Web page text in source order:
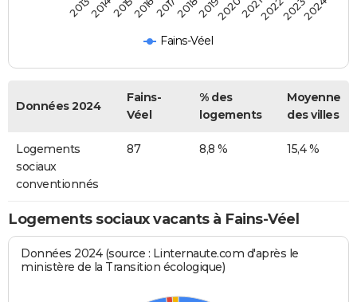
Fains-Véel
201320142015201620172018201920202021202220232024
Données 2024
Fains-
Véel
% des
logements
Moyenne
des villes
Logements
sociaux
conventionnés
87 8,8 % 15,4 %
Logements sociaux vacants à Fains-Véel
Données 2024 (source : Linternaute.com d'après le
ministère de la Transition écologique)